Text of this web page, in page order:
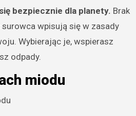
bezpiecznie dla planety. Brak
wpisują się w zasady
Wybierając je, wspierasz
odpady.
miodu